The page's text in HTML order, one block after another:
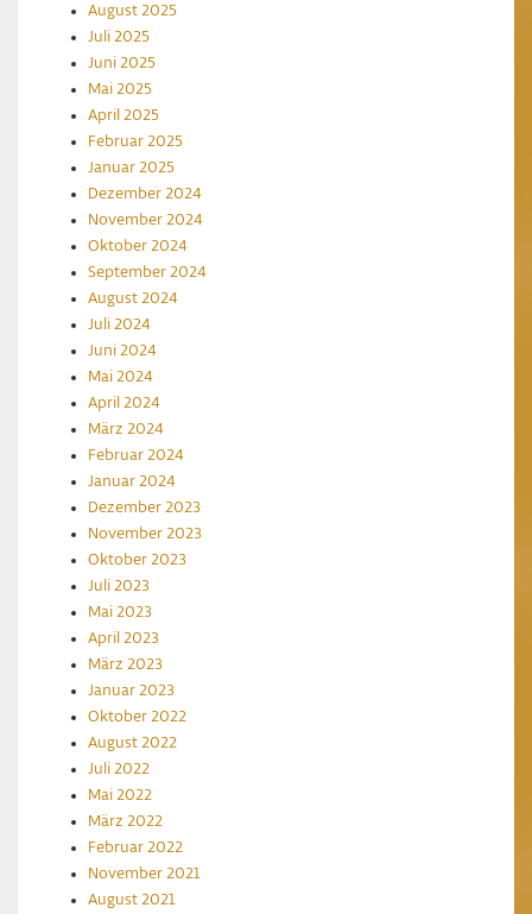
August 2025
Juli 2025
Juni 2025
Mai 2025
April 2025
Februar 2025
Januar 2025
Dezember 2024
November 2024
Oktober 2024
September 2024
August 2024
Juli 2024
Juni 2024
Mai 2024
April 2024
März 2024
Februar 2024
Januar 2024
Dezember 2023
November 2023
Oktober 2023
Juli 2023
Mai 2023
April 2023
März 2023
Januar 2023
Oktober 2022
August 2022
Juli 2022
Mai 2022
März 2022
Februar 2022
November 2021
August 2021